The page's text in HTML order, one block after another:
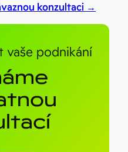
konzultaci →
vaše podnikání